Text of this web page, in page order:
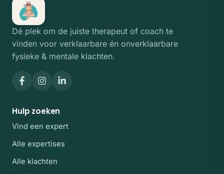
Dé plek om de juiste therapeut of coach te
vinden voor verklaarbare én onverklaarbare
fysieke & mentale klachten.
Hulp zoeken
Vind een expert
Alle expertises
Alle klachten